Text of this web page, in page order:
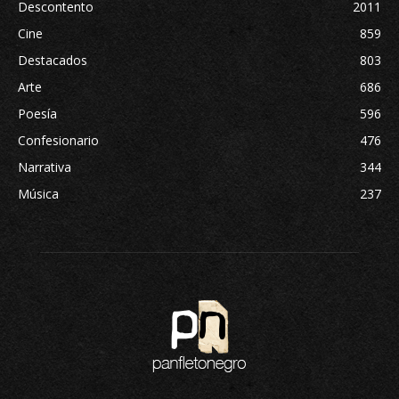
Descontento
2011
Cine
859
Destacados
803
Arte
686
Poesía
596
Confesionario
476
Narrativa
344
Música
237